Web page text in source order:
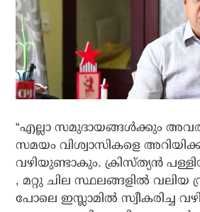
“എല്ലാ സമുദായങ്ങള്‍ക്കും
സമയം വിശ്വാസികളെ
വഴിയുണ്ടാകും. ക്രിസ്ത്യന്‍
, മറ്റു ചില സ്ഥലങ്ങളില്‍ വലിയ
പോലെ ഇസ്ലാമില്‍ സ്വീകരിച്ച